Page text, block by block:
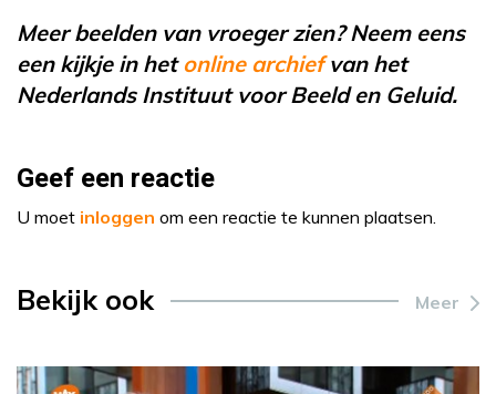
Meer beelden van vroeger zien? Neem eens
een kijkje in hetonline archiefvan het
Nederlands Instituut voor Beeld en Geluid.
Geef een reactie
U moet inloggen om een reactie te kunnen plaatsen.
Bekijk ook Meer